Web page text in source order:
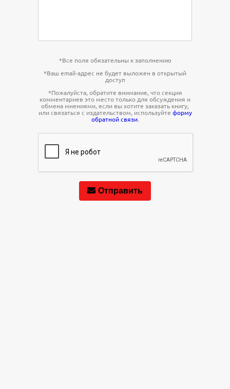
*Все поля обязательны к заполнению
*Ваш email-адрес не будет выложен в открытый
доступ
*Пожалуйста, обратите внимание, что секция
комментариев это место только для обсуждения и
обмена мнениями, если вы хотите заказать книгу,
или связаться с издательством, используйте форму
обратной связи.
Отправить